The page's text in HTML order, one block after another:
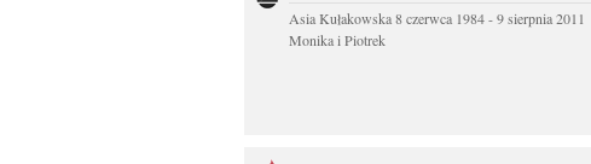
Asia Kułakowska 8 czerwca 1984 - 9 sierpnia 2011
Monika i Piotrek